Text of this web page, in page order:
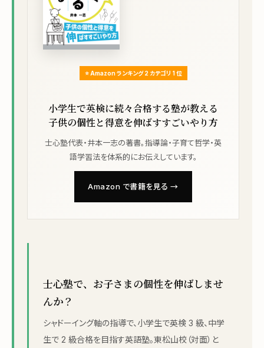
⭐ Amazon ランキング 2 カテゴリ 1 位
小学生で英検に続々合格する塾が教える
子供の個性と得意を伸ばすすごいやり方
士心塾代表・井本一志の著書。指導論・子育て哲学・英
語学習法を体系的にお伝えしています。
Amazon で書籍を見る →
士心塾で、お子さまの個性を伸ばしませ
んか？
シャドーイング軸の指導で、小学生で英検 3 級、中学
生で 2 級合格を目指す英語塾。東松山校（対面）と